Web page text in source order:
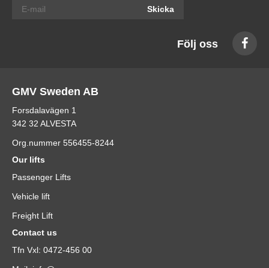
Skicka
Följ oss
GMV Sweden AB
Forsdalavägen 1
342 32 ALVESTA
Org.nummer 556455-8244
Our lifts
Passenger Lifts
Vehicle lift
Freight Lift
Contact us
Tfn Vxl: 0472-456 00